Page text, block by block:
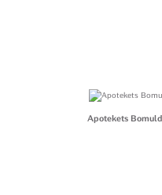
Apotekets